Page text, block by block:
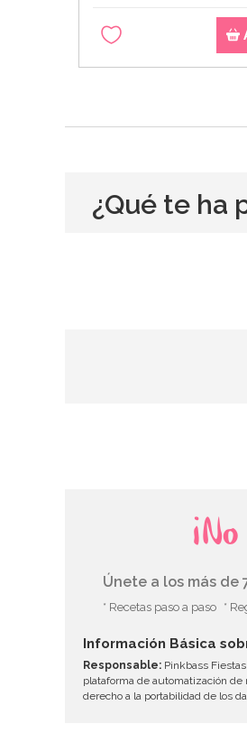
¿Qué te ha
Únete a los más de
* Recetas paso a paso *
Información Básica
Responsable: Pinkbass Fiestas
plataforma de automatización de
derecho a la portabilidad de los